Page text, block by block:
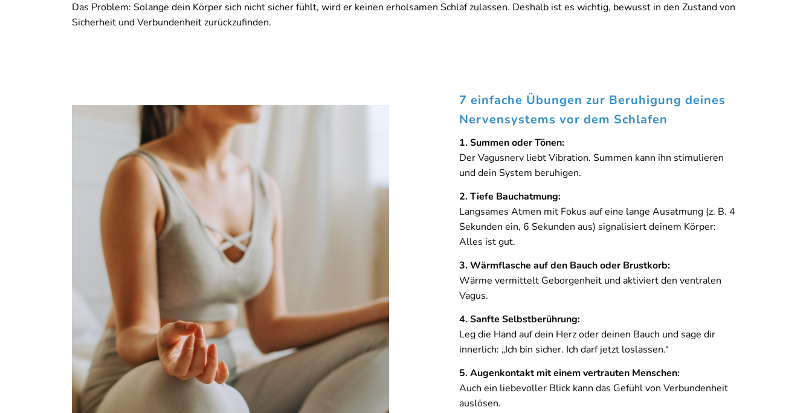
Das Problem: Solange dein Körper sich nicht sicher fühlt, wird er keinen erholsamen Schlaf zulassen. Deshalb ist es wichtig, bewusst in den Zustand von
Sicherheit und Verbundenheit zurückzufinden.
7 einfache Übungen zur Beruhigung deines
Nervensystems vor dem Schlafen
1. Summen oder Tönen:
Der Vagusnerv liebt Vibration. Summen kann ihn stimulieren
und dein System beruhigen.
2. Tiefe Bauchatmung:
Langsames Atmen mit Fokus auf eine lange Ausatmung (z. B. 4
Sekunden ein, 6 Sekunden aus) signalisiert deinem Körper:
Alles ist gut.
3. Wärmflasche auf den Bauch oder Brustkorb:
Wärme vermittelt Geborgenheit und aktiviert den ventralen
Vagus.
4. Sanfte Selbstberührung:
Leg die Hand auf dein Herz oder deinen Bauch und sage dir
innerlich: „Ich bin sicher. Ich darf jetzt loslassen.“
5. Augenkontakt mit einem vertrauten Menschen:
Auch ein liebevoller Blick kann das Gefühl von Verbundenheit
auslösen.
Online-Beratung Hannover Döhren
Sie sehen gerade einen Platzhalterinhalt vonBooking-Time
. Um auf den eigentlichen Inhalt zuzugreifen, klicken Sie auf den Button unten. Bitte beachten Sie, dass dabei
Daten an Drittanbieter weitergegeben werden.